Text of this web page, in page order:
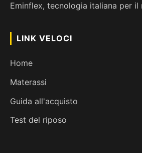
Eminflex, tecnologia italiana per il
LINK VELOCI
Home
Materassi
Guida all'acquisto
Test del riposo